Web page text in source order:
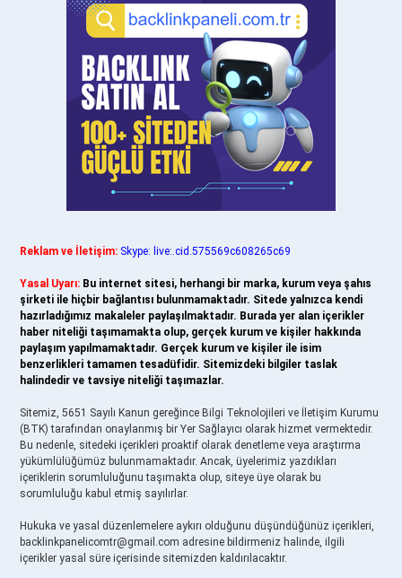
Reklam ve İletişim: Skype: live:.cid.575569c608265c69
Yasal Uyarı: Bu internet sitesi, herhangi bir marka, kurum veya şahıs
şirketi ile hiçbir bağlantısı bulunmamaktadır. Sitede yalnızca kendi
hazırladığımız makaleler paylaşılmaktadır. Burada yer alan içerikler
haber niteliği taşımamakta olup, gerçek kurum ve kişiler hakkında
paylaşım yapılmamaktadır. Gerçek kurum ve kişiler ile isim
benzerlikleri tamamen tesadüfidir. Sitemizdeki bilgiler taslak
halindedir ve tavsiye niteliği taşımazlar.
Sitemiz, 5651 Sayılı Kanun gereğince Bilgi Teknolojileri ve İletişim Kurumu
(BTK) tarafından onaylanmış bir Yer Sağlayıcı olarak hizmet vermektedir.
Bu nedenle, sitedeki içerikleri proaktif olarak denetleme veya araştırma
yükümlülüğümüz bulunmamaktadır. Ancak, üyelerimiz yazdıkları
içeriklerin sorumluluğunu taşımakta olup, siteye üye olarak bu
sorumluluğu kabul etmiş sayılırlar.
Hukuka ve yasal düzenlemelere aykırı olduğunu düşündüğünüz içerikleri,
backlinkpanelicomtr@gmail.com adresine bildirmeniz halinde, ilgili
içerikler yasal süre içerisinde sitemizden kaldırılacaktır.